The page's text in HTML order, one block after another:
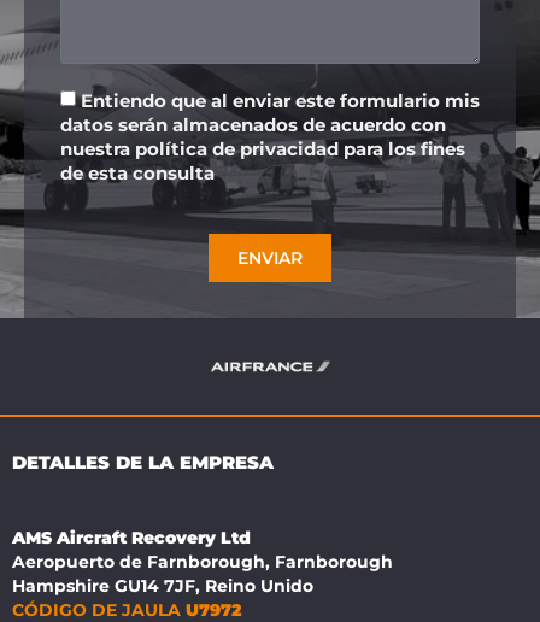
Entiendo que al enviar este formulario mis
datos serán almacenados de acuerdo con
nuestra política de privacidad para los fines
de esta consulta
ENVIAR
DETALLES DE LA EMPRESA
AMS Aircraft Recovery Ltd
Aeropuerto de Farnborough, Farnborough
Hampshire GU14 7JF, Reino Unido
CÓDIGO DE JAULA U7972